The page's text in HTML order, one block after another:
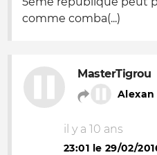
comme comba(...)
MasterTigrou
Alexan
il y a 10 ans
23:01 le 29/02/